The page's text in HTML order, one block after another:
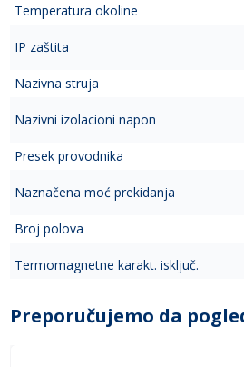
Temperatura okoline
IP zaštita
Nazivna struja
Nazivni izolacioni napon
Presek provodnika
Naznačena moć prekidanja
Broj polova
Termomagnetne karakt. isključ.
Preporučujemo da